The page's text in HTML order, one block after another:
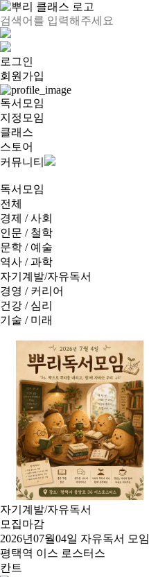
로그인
회원가입
독서모임
지정모임
클래스
스토어
커뮤니티
독서모임
전체
경제 / 사회
인문 / 철학
문학 / 예술
역사 / 과학
자기계발/자유독서
경영 / 커리어
건강 / 심리
기술 / 미래
자기계발/자유독서
모집마감
2026년07월04일 자유독서 모임
평택역 이스 로스터스
칸트